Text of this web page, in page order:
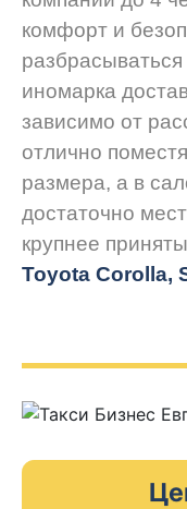
комфорт и
иномарка
зависимо от
отлично
размера, а в
достаточно
крупнее
Toyota Corolla,